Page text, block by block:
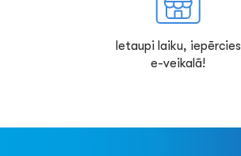
Ietaupi laiku, iepērcies
e-veikalā!